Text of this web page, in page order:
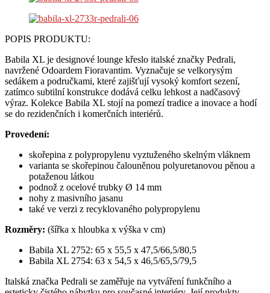
POPIS PRODUKTU:
Babila XL je designové lounge křeslo italské značky Pedrali,
navržené Odoardem Fioravantim. Vyznačuje se velkorysým
sedákem a područkami, které zajišťují vysoký komfort sezení,
zatímco subtilní konstrukce dodává celku lehkost a nadčasový
výraz. Kolekce Babila XL stojí na pomezí tradice a inovace a hodí
se do rezidenčních i komerčních interiérů.
Provedení:
skořepina z polypropylenu vyztuženého skelným vláknem
varianta se skořepinou čalouněnou polyuretanovou pěnou a
potaženou látkou
podnož z ocelové trubky Ø 14 mm
nohy z masivního jasanu
také ve verzi z recyklovaného polypropylenu
Rozměry: (šířka x hloubka x výška v cm)
Babila XL 2752: 65 x 55,5 x 47,5/66,5/80,5
Babila XL 2754: 63 x 54,5 x 46,5/65,5/79,5
Italská značka Pedrali se zaměřuje na vytváření funkčního a